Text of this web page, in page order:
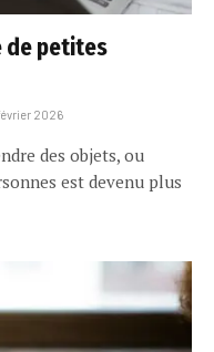
de petites
2026
des objets, ou
est devenu plus